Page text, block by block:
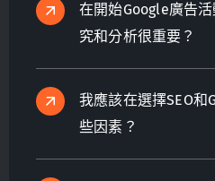
在開始Google廣告
究和分析很重要？
我應該在選擇SEO和
些因素？